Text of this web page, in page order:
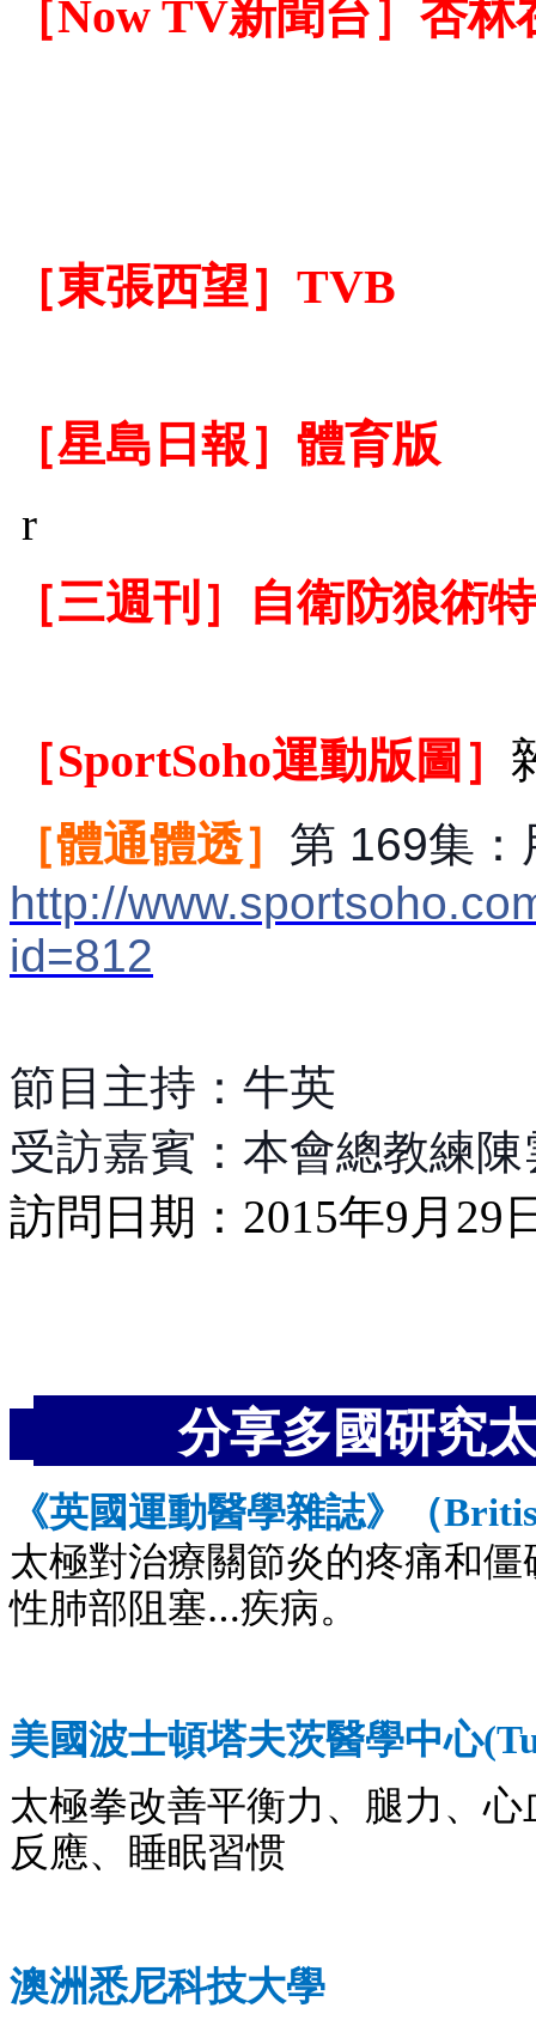
［Now TV新聞台］杏林
［東張西望］TVB
［星島日報］體育版
r
［三週刊］自衛防狼術
［SportSoho運動版圖］
［體通體透］ 第 169集
http://
id=812
節目主持：牛英
受訪嘉賓：本會總教練陳
訪問日期：2015年9月29
分享多國研究
《英國運動醫學雜誌》 （
太極對治療關節炎的疼痛和
性肺部阻塞…疾病。
美國波士頓塔夫茨醫學中心
太極拳改善平衡力、腿力、
反應、睡眠習惯
澳洲悉尼科技大學